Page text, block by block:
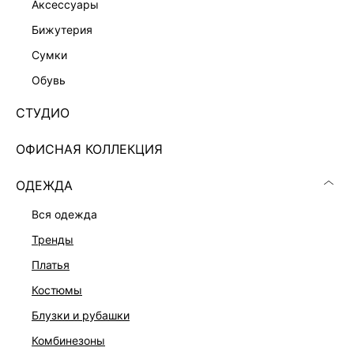
аксессуары
бижутерия
сумки
обувь
СТУДИО
ОФИСНАЯ КОЛЛЕКЦИЯ
ОДЕЖДА
вся одежда
тренды
платья
костюмы
блузки и рубашки
комбинезоны